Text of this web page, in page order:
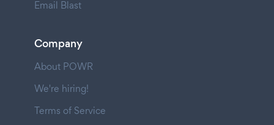
Email Blast
Company
About POWR
We're hiring!
Terms of Service